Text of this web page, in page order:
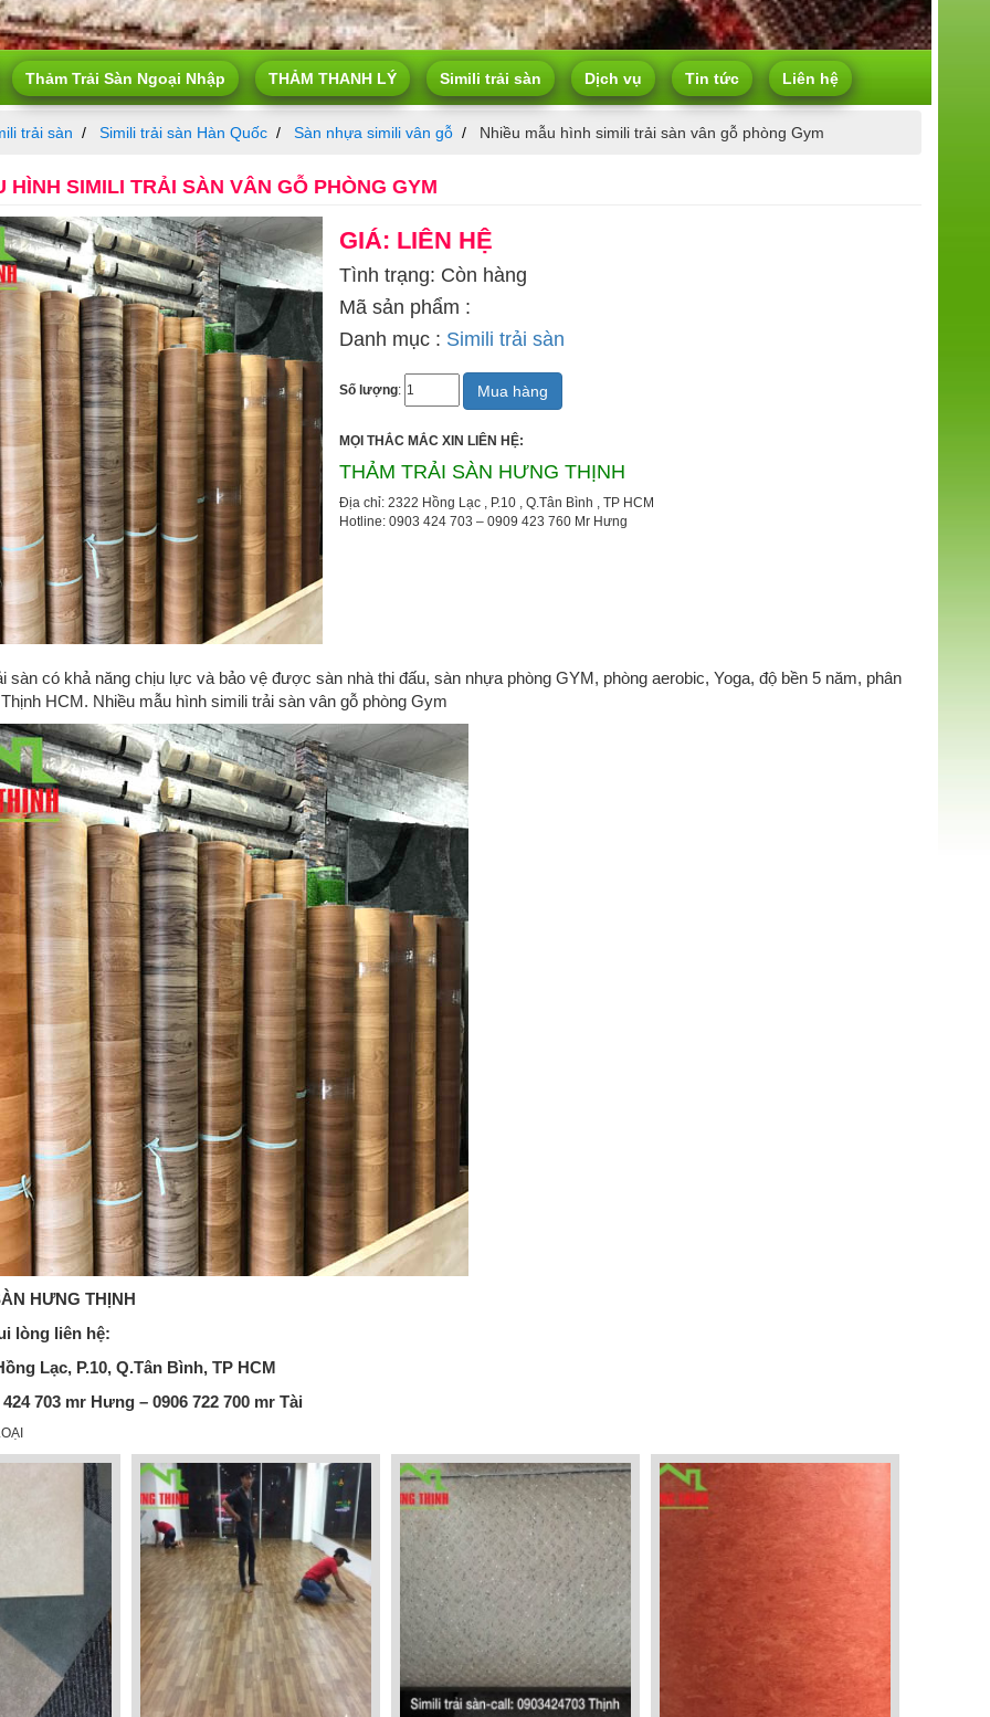
Thảm Trải Sàn Ngoại Nhập THẢM THANH LÝ Simili trải sàn Dịch vụ Tin tức Liên hệ
trải sàn Simili trải sàn Hàn Quốc Sàn nhựa simili vân gỗ Nhiều mẫu hình simili trải sàn vân gỗ phòng Gym
HÌNH SIMILI TRẢI SÀN VÂN GỖ PHÒNG GYM
GIÁ: LIÊN HỆ
Tình trạng: Còn hàng
Mã sản phẩm :
Danh mục : Simili trải sàn
Số lượng: Mua hàng
MỌI THẮC MẮC XIN LIÊN HỆ:
THẢM TRẢI SÀN HƯNG THỊNH
Địa chỉ: 2322 Hồng Lạc , P.10 , Q.Tân Bình , TP HCM
Hotline: 0903 424 703 – 0909 423 760 Mr Hưng
sàn có khả năng chịu lực và bảo vệ được sàn nhà thi đấu, sàn nhựa phòng GYM, phòng aerobic, Yoga, độ bền 5 năm, phân
HCM. Nhiều mẫu hình simili trải sàn vân gỗ phòng Gym
HƯNG THỊNH
lòng liên hệ:
Lạc, P.10, Q.Tân Bình, TP HCM
703 mr Hưng – 0906 722 700 mr Tài